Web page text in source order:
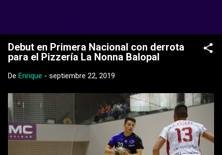
Debut en Primera Nacional con derrota
para el Pizzería La Nonna Balopal
De Enrique - septiembre 22, 2019